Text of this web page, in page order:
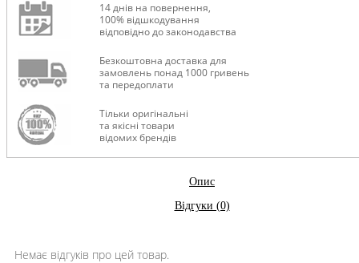
14 днів на повернення,
100% відшкодування
відповідно до законодавства
Безкоштовна доставка для
замовлень понад 1000 гривень
та передоплати
Тільки оригінальні
та якісні товари
відомих брендів
Опис
Відгуки (0)
Немає відгуків про цей товар.